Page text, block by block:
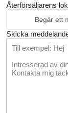
Återförsäljarens
Begär ett
Skicka